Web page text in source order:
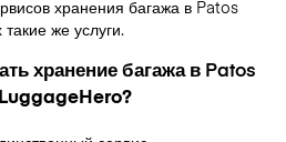
хранения багажа в Patos
же услуги.
хранение багажа в Patos